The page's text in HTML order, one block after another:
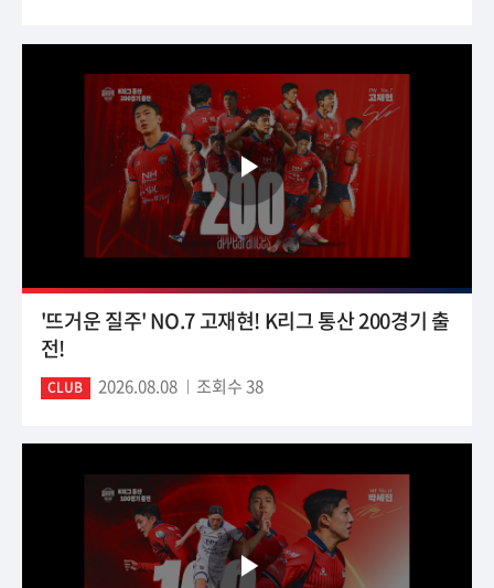
'뜨거운 질주' NO.7 고재현! K리그 통산 200경기 출
전!
CLUB 2026.08.08 조회수 38